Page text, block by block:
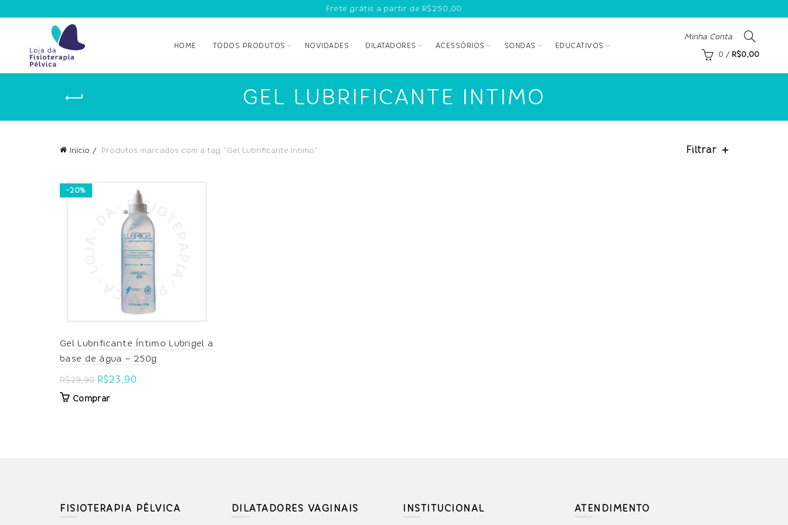
Frete grátis a partir de R$250,00
HOME TODOS PRODUTOS NOVIDADES DILATADORES ACESSÓRIOS SONDAS EDUCATIVOS
Minha Conta
0 / R$0,00
GEL LUBRIFICANTE INTIMO
Início Produtos marcados com a tag “Gel Lubrificante Intimo” Filtrar
-20%
Gel Lubrificante Íntimo Lubrigel a
base de água – 250g
R$29,90 Original
R$23,90
Comprar
FISIOTERAPIA PÉLVICA DILATADORES VAGINAIS INSTITUCIONAL ATENDIMENTO